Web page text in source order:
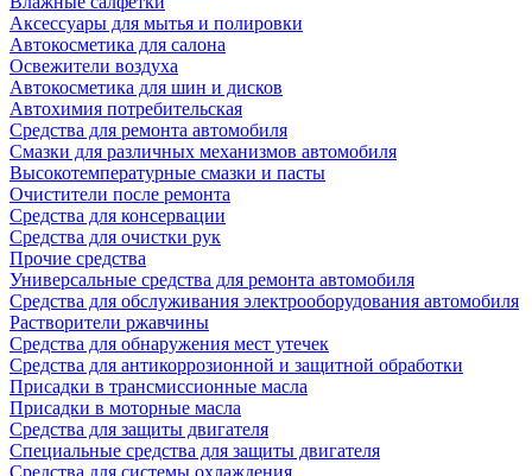
Аксессуары для мытья и полировки
Автокосметика для салона
Освежители воздуха
Автокосметика для шин и дисков
Автохимия потребительская
Средства для ремонта автомобиля
Смазки для различных механизмов автомобиля
Высокотемпературные смазки и пасты
Очистители после ремонта
Средства для консервации
Средства для очистки рук
Прочие средства
Универсальные средства для ремонта автомобиля
Средства для обслуживания электрооборудования автомобиля
Растворители ржавчины
Средства для обнаружения мест утечек
Средства для антикоррозионной и защитной обработки
Присадки в трансмиссионные масла
Присадки в моторные масла
Средства для защиты двигателя
Специальныe средства для защиты двигателя
Средства для системы охлаждения